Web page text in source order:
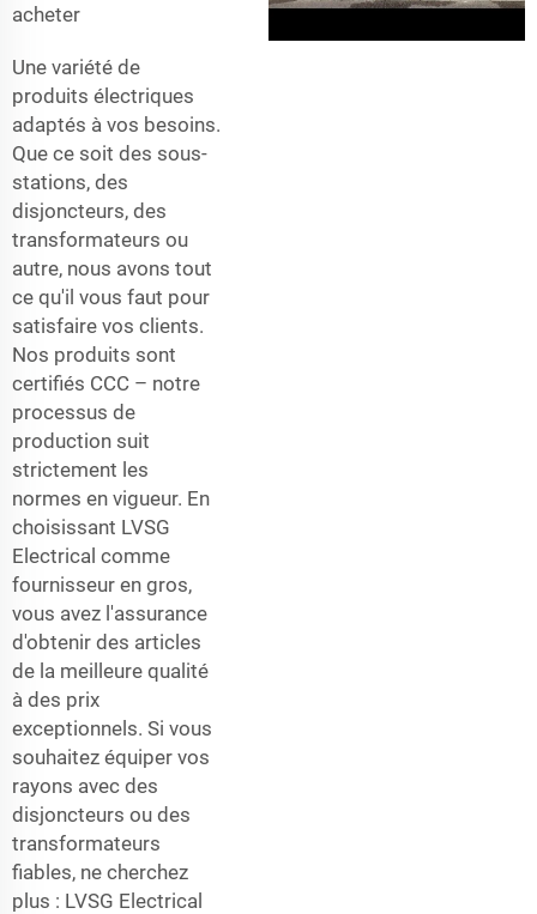
acheter
Une variété de
produits électriques
adaptés à vos besoins.
Que ce soit des sous-
stations, des
disjoncteurs, des
transformateurs ou
autre, nous avons tout
ce qu'il vous faut pour
satisfaire vos clients.
Nos produits sont
certifiés CCC – notre
processus de
production suit
strictement les
normes en vigueur. En
choisissant LVSG
Electrical comme
fournisseur en gros,
vous avez l'assurance
d'obtenir des articles
de la meilleure qualité
à des prix
exceptionnels. Si vous
souhaitez équiper vos
rayons avec des
disjoncteurs ou des
transformateurs
fiables, ne cherchez
plus : LVSG Electrical